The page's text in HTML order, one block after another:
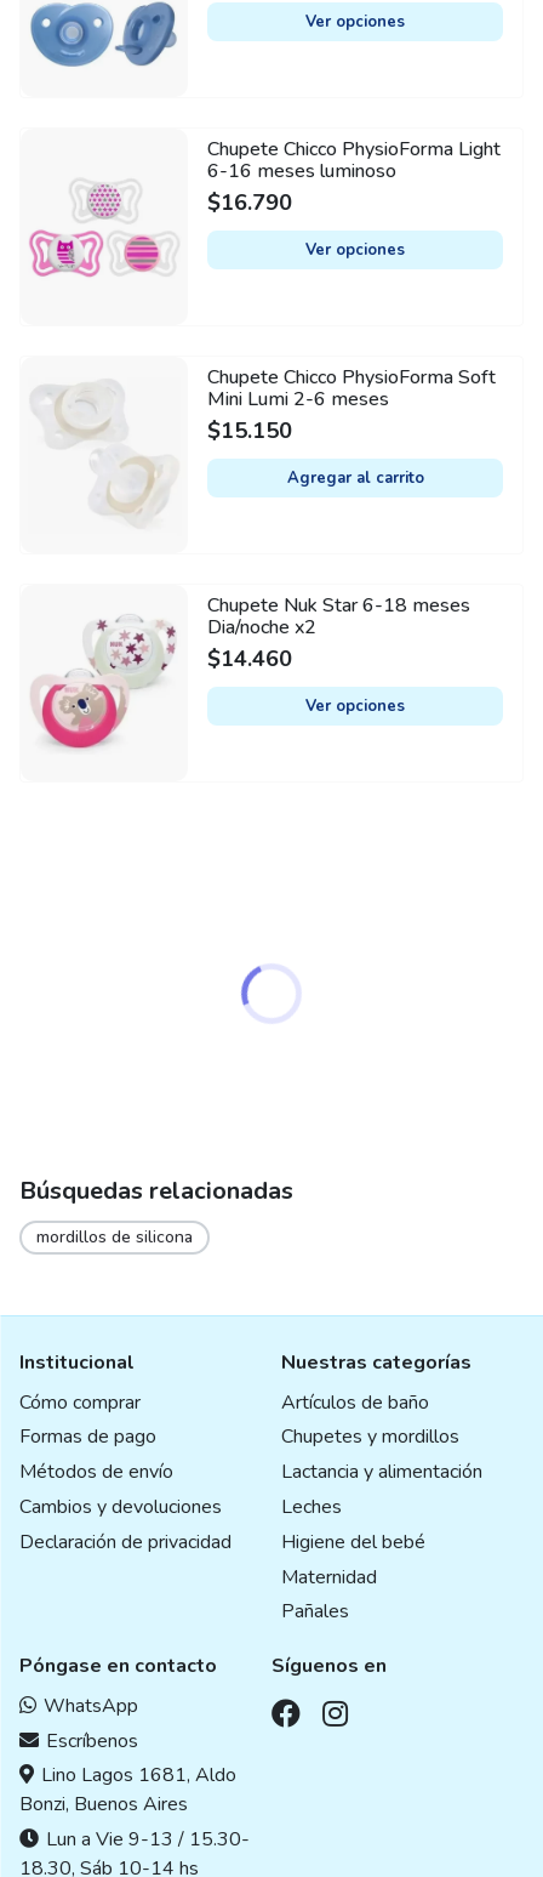
Ver opciones
multiple
variants.
may
be
chosen
on
the
Chupete Chicco PhysioForma Light
6-16 meses luminoso
$16.790
Ver opciones
This
product
has
multiple
variants.
may
be
chosen
on
the
Chupete Chicco PhysioForma Soft
Mini Lumi 2-6 meses
$15.150
Agregar al carrito
Chupete Nuk Star 6-18 meses
Dia/noche x2
$14.460
Ver opciones
This
product
has
multiple
variants.
product
page
Búsquedas relacionadas
mordillos de silicona
Institucional
Cómo comprar
Formas de pago
Métodos de envío
Cambios y devoluciones
Declaración de privacidad
Nuestras categorías
Artículos de baño
Chupetes y mordillos
Lactancia y alimentación
Leches
Higiene del bebé
Maternidad
Pañales
Póngase en contacto
WhatsApp
Escríbenos
Lino Lagos 1681, Aldo
Bonzi, Buenos Aires
Lun a Vie 9-13 / 15.30-
18.30, Sáb 10-14 hs
Síguenos en